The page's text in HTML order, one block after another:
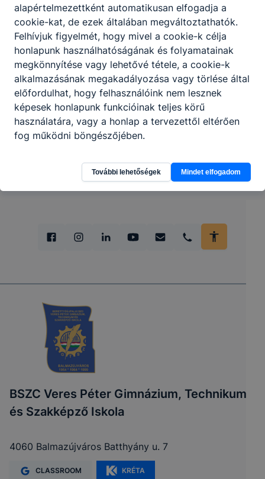
Partnereink
BSZC Veres Péter Gimnázium, Technikum
és Szakképző Iskola
4060 Balmazújváros Batthyány u. 7
CLASSROOM KRÉTA
alapértelmezettként automatikusan elfogadja a
cookie-kat, de ezek általában megváltoztathatók.
Felhívjuk figyelmét, hogy mivel a cookie-k célja
honlapunk használhatóságának és folyamatainak
megkönnyítése vagy lehetővé tétele, a cookie-k
alkalmazásának megakadályozása vagy törlése által
előfordulhat, hogy felhasználóink nem lesznek
képesek honlapunk funkcióinak teljes körű
használatára, vagy a honlap a tervezettől eltérően
fog működni böngészőjében.
További lehetőségek Mindet elfogadom